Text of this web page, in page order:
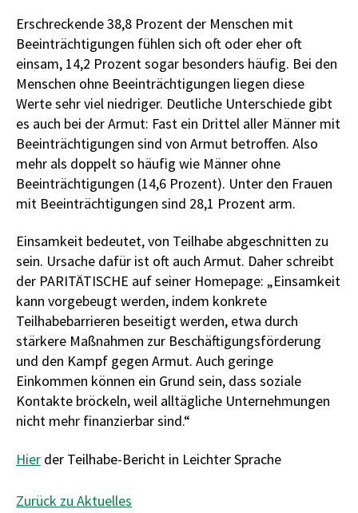
Erschreckende 38,8 Prozent der Menschen mit
Beeinträchtigungen fühlen sich oft oder eher oft
einsam, 14,2 Prozent sogar besonders häufig. Bei den
Menschen ohne Beeinträchtigungen liegen diese
Werte sehr viel niedriger. Deutliche Unterschiede gibt
es auch bei der Armut: Fast ein Drittel aller Männer mit
Beeinträchtigungen sind von Armut betroffen. Also
mehr als doppelt so häufig wie Männer ohne
Beeinträchtigungen (14,6 Prozent). Unter den Frauen
mit Beeinträchtigungen sind 28,1 Prozent arm.
Einsamkeit bedeutet, von Teilhabe abgeschnitten zu
sein. Ursache dafür ist oft auch Armut. Daher schreibt
der PARITÄTISCHE auf seiner Homepage: „Einsamkeit
kann vorgebeugt werden, indem konkrete
Teilhabebarrieren beseitigt werden, etwa durch
stärkere Maßnahmen zur Beschäftigungsförderung
und den Kampf gegen Armut. Auch geringe
Einkommen können ein Grund sein, dass soziale
Kontakte bröckeln, weil alltägliche Unternehmungen
nicht mehr finanzierbar sind.“
Hier der Teilhabe-Bericht in Leichter Sprache
Zurück zu Aktuelles